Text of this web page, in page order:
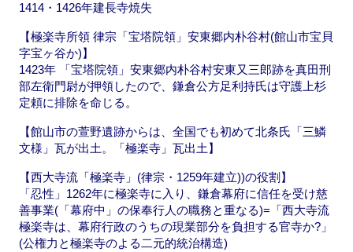
1414・1426年建長寺焼失
【極楽寺所領 律宗「宝塔院領」安東郷内朴谷村(館山市宝貝
字宝ヶ谷か)】
1423年 「宝塔院領」安東郷内朴谷村安東又三郎跡を真田刑
部左衛門尉が押領したので、鎌倉公方足利持氏は守護上杉
定頼に排除を命じる。
【館山市の萱野遺跡からは、全国でも初めて北条氏「三鱗
文様」瓦が出土。「極楽寺」瓦出土】
【西大寺流「極楽寺」(律宗・1259年建立))の役割】
「忍性」1262年に極楽寺に入り、鎌倉幕府に信任を受け慈
善事業(「幕府中」の保奉行人の職務と重なる)=「西大寺流
極楽寺は、幕府行政のうちの現業部分を負担する官寺か?」
(公権力と極楽寺のよる二元的統治構造)